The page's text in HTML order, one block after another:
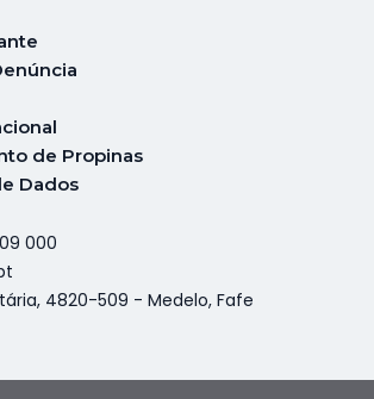
de Propinas
Dados
000
4820-509 - Medelo, Fafe